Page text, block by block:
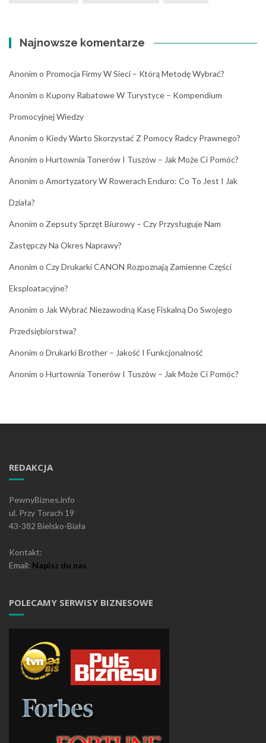
Najnowsze komentarze
Anonim o Promocja Firmy W Sieci – Którą Metodę Wybrać?
Anonim o Kupony Rabatowe W Turystyce – Kompendium
Promocyjnej Wiedzy
Anonim o Kiedy Warto Skorzystać Z Pomocy Radcy Prawnego?
Anonim o Hurtownia Tonerów I Tuszów – Jak Może Ci Pomóc?
Anonim o Amortyzatory W Rowerach Enduro: Co To Jest I Jak
Działa?
Anonim o Zepsuty Sprzęt Biurowy – Czy Przysługuje Nam
Zastępczy Na Okres Naprawy?
Anonim o Czy Drukarki CANON Rozpoznają Zamienne Części
Eksploatacyjne?
Anonim o Jak Wybrać Niezawodną Kasę Fiskalną Do Swojego
Przedsiębiorstwa?
Anonim o Drukarki Brother – Jakość I Funkcjonalność
Anonim o Hurtownia Tonerów I Tuszów – Jak Może Ci Pomóc?
REDAKCJA
PewnyBiznes.info
ul. Przy Torach 19
43-382 Bielsko-Biała
Kontakt:
Email: Napisz do nas
POLECAMY SERWISY BIZNESOWE